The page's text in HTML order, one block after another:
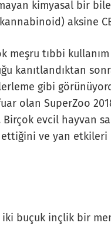
kimyasal bir
aksine
meşru tıbbi
kanıtlandıktan
gibi
olan SuperZoo
Birçok evcil hayvan
ve yan etkileri
buçuk inçlik bir